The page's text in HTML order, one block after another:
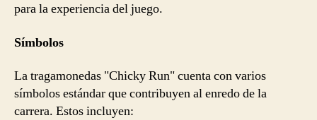
para la experiencia del juego.
Símbolos
La tragamonedas "Chicky Run" cuenta con varios
símbolos estándar que contribuyen al enredo de la
carrera. Estos incluyen: